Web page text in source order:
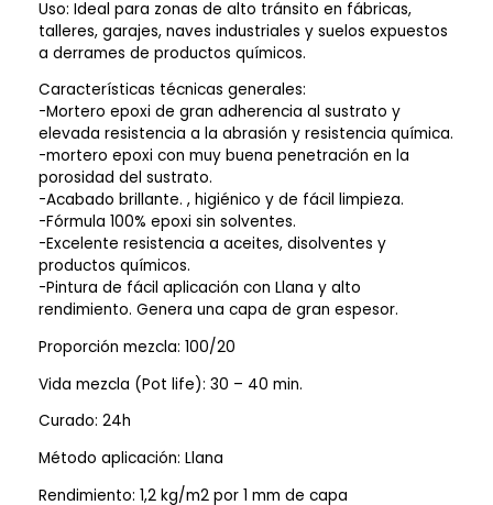
Uso: Ideal para zonas de alto tránsito en fábricas,
talleres, garajes, naves industriales y suelos expuestos
a derrames de productos químicos.
Características técnicas generales:
-Mortero epoxi de gran adherencia al sustrato y
elevada resistencia a la abrasión y resistencia química.
-mortero epoxi con muy buena penetración en la
porosidad del sustrato.
-Acabado brillante. , higiénico y de fácil limpieza.
-Fórmula 100% epoxi sin solventes.
-Excelente resistencia a aceites, disolventes y
productos químicos.
-Pintura de fácil aplicación con Llana y alto
rendimiento. Genera una capa de gran espesor.
Proporción mezcla: 100/20
Vida mezcla (Pot life): 30 – 40 min.
Curado: 24h
Método aplicación: Llana
Rendimiento: 1,2 kg/m2 por 1 mm de capa